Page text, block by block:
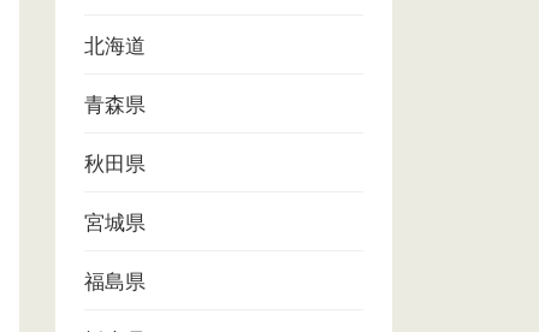
北海道
青森県
秋田県
宮城県
福島県